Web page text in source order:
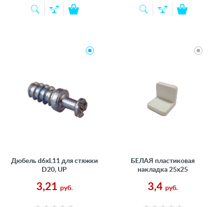
Дюбель d6xL11 для стяжки
D20, UP
3,21 руб.
БЕЛАЯ пластиковая
накладка 25х25
3,4 руб.